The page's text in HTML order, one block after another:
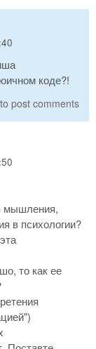
коде?!
to post comments
мышления,
в психологии?
то как ее